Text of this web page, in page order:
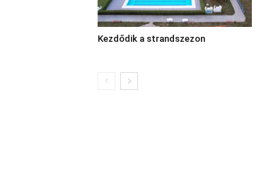
Kezdődik a strandszezon